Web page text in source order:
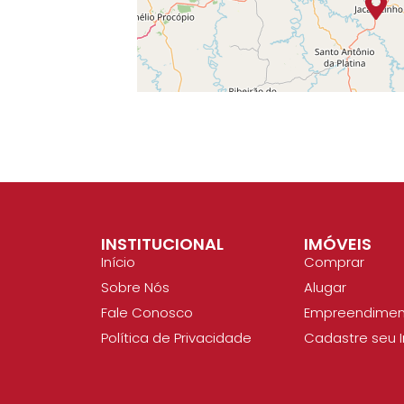
INSTITUCIONAL
Início
Sobre Nós
Fale Conosco
Política de Privacidade
IMÓVEIS
Comprar
Alugar
Cadastre seu